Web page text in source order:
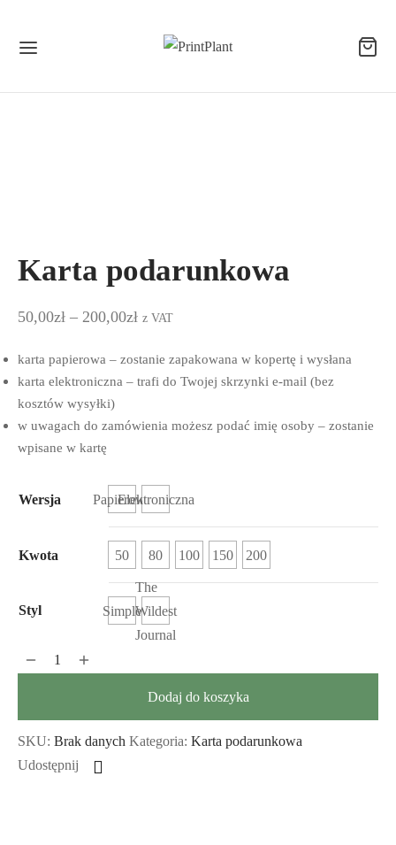
Karta podarunkowa
50,00zł – 200,00złZakres
od
do
z VAT
karta papierowa – zostanie zapakowana w kopertę i wysłana
karta elektroniczna – trafi do Twojej skrzynki e-mail (bez
kosztów wysyłki)
w uwagach do zamówienia możesz podać imię osoby – zostanie
wpisane w kartę
Wersja Papierowa
Elektroniczna
Kwota 50 80 100 150 200
Styl Simple
The
Wildest
Journal
Dodaj do koszyka
SKU: Brak danych Kategoria: Karta podarunkowa
Udostępnij